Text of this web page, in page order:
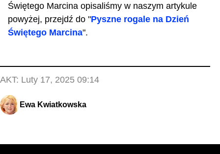
Świętego Marcina opisaliśmy w naszym artykule
powyżej, przejdź do "Pyszne rogale na Dzień
Świętego Marcina".
AKT: Luty 17, 2025 09:14
Ewa Kwiatkowska